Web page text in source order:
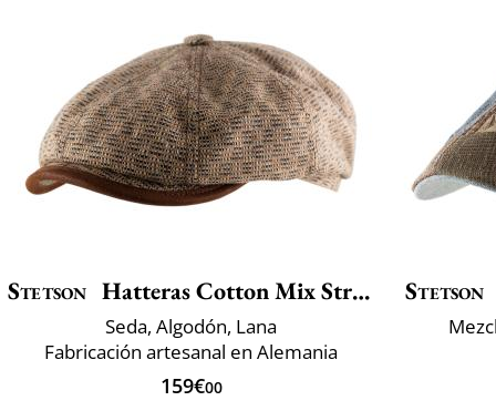
Stetson Hatteras Cotton Mix Structure
Seda, Algodón, Lana
Fabricación artesanal en Alemania
159€00
Stetson